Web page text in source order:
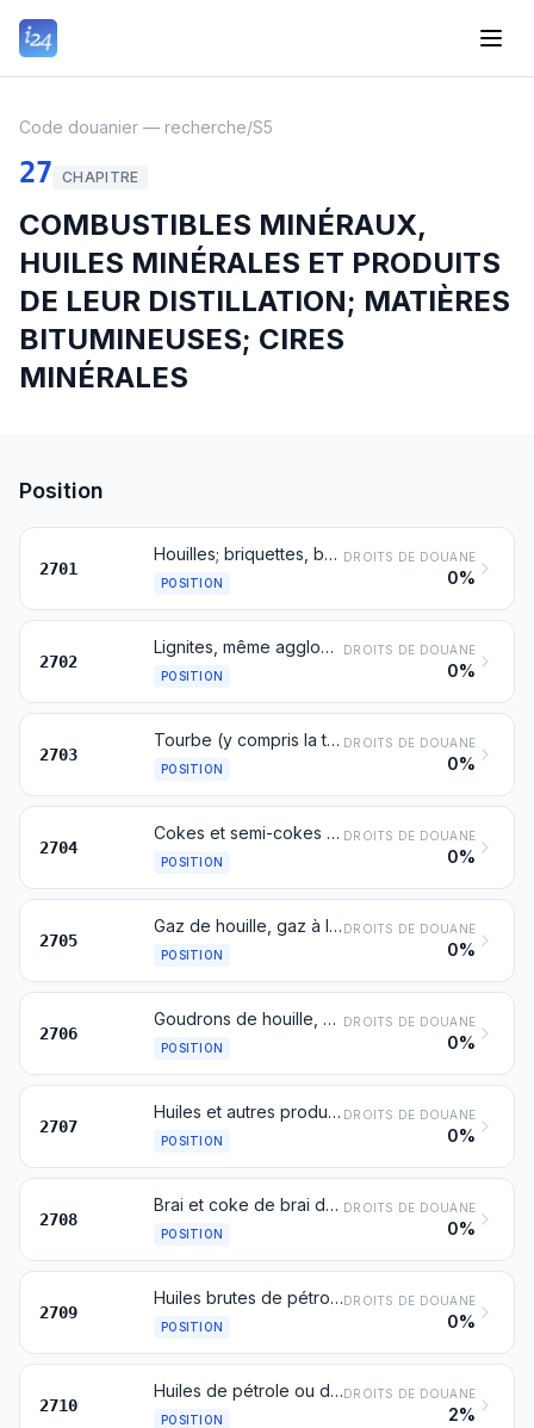
Code douanier — recherche/S5
27 CHAPITRE
COMBUSTIBLES MINÉRAUX,
HUILES MINÉRALES ET PRODUITS
DE LEUR DISTILLATION; MATIÈRES
BITUMINEUSES; CIRES
MINÉRALES
Position
2701
Houilles; briquettes, boulets et combustibles solides similaires obtenus à partir de la houille
POSITION
DROITS DE DOUANE
0%
2702
Lignites, même agglomérés, à l'exclusion du jais
POSITION
DROITS DE DOUANE
0%
2703
Tourbe (y compris la tourbe pour litière), même agglomérée
POSITION
DROITS DE DOUANE
0%
2704
Cokes et semi-cokes de houille, de lignite ou de tourbe, même agglomérés; charbon de cornue
POSITION
DROITS DE DOUANE
0%
2705
Gaz de houille, gaz à l'eau, gaz pauvre et gaz similaires, à l'exclusion des gaz de pétrole et autres hydrocarbures gazeux
POSITION
DROITS DE DOUANE
0%
2706
Goudrons de houille, de lignite ou de tourbe et autres goudrons minéraux, même déshydratés ou étêtés, y compris les goudrons reconstitués
POSITION
DROITS DE DOUANE
0%
2707
Huiles et autres produits provenant de la distillation des goudrons de houille de haute température; produits analogues dans lesquels les constituants aromatiques prédominent en poids par rapport aux constituants non aromatiques
POSITION
DROITS DE DOUANE
0%
2708
Brai et coke de brai de goudron de houille ou d'autres goudrons minéraux
POSITION
DROITS DE DOUANE
0%
2709
Huiles brutes de pétrole ou de minéraux bitumineux
POSITION
DROITS DE DOUANE
0%
2710
Huiles de pétrole ou de minéraux bitumineux, autres que les huiles brutes; préparations non dénommées ni comprises ailleurs, contenant en poids 70 % ou plus d'huiles de pétrole ou de minéraux bitumineux et dont ces huiles constituent l'élément de base; déchets d'huiles
POSITION
DROITS DE DOUANE
2%